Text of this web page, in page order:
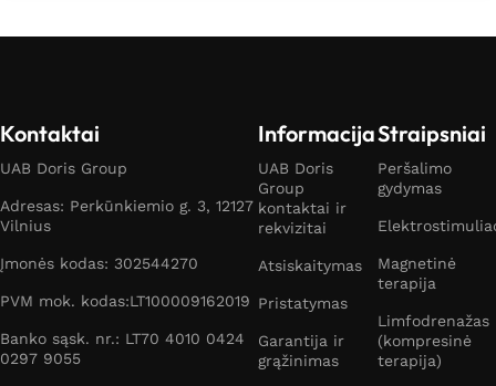
Kontaktai
UAB Doris Group
Adresas: Perkūnkiemio g. 3, 12127
Vilnius
Įmonės kodas: 302544270
PVM mok. kodas:LT100009162019
Banko sąsk. nr.: LT70 4010 0424
0297 9055
Informacija
UAB Doris
Group
kontaktai ir
rekvizitai
Atsiskaitymas
Pristatymas
Garantija ir
grąžinimas
Straipsniai
Peršalimo
gydymas
Magnetinė
terapija
Limfodrenažas
(kompresinė
terapija)